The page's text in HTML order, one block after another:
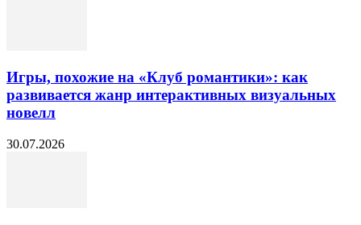
Игры, похожие на «Клуб романтики»: как
развивается жанр интерактивных визуальных
новелл
30.07.2026